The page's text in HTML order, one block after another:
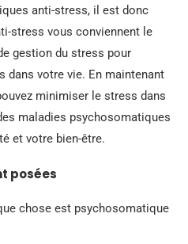
anti-stress, il est donc
stress vous conviennent le
gestion du stress pour
dans votre vie. En maintenant
minimiser le stress dans
maladies psychosomatiques
et votre bien-être.
posées
chose est psychosomatique